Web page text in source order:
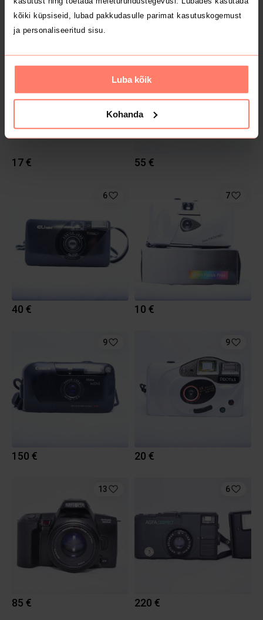
kõiki küpsiseid, lubad pakkudasulle parimat kasutuskogemust
ja personaliseeritud sisu.
Luba kõik
Kohanda
25 € 45 €
17 € 55 €
6
40 €
7
10 €
9
150 €
9
20 €
13
85 €
6
220 €